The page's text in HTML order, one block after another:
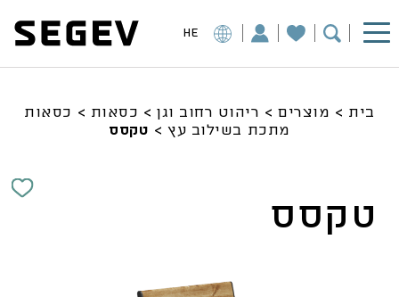
HE
בית > מוצרים> ריהוט רחוב וגן > כסאות > כסאות
מתכת בשילוב עץ> טקסס
טקסס